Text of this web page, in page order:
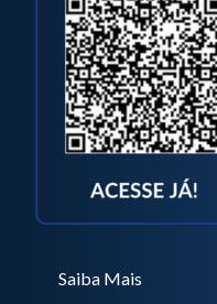
Saiba Mais